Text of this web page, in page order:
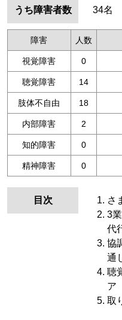
うち障害者数 34名
障害 人数
視覚障害 0
聴覚障害 14
肢体不自由 18
内部障害 2
知的障害 0
精神障害 0
目次
さ
3
代
協
通
聴
ア
取